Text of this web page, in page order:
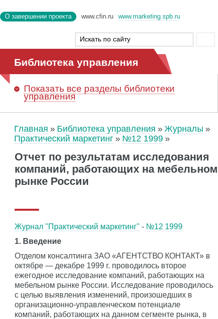
О завершении проекта www.cfin.ru www.marketing.spb.ru
Библиотека управления
Показать все разделы библиотеки
управления
Главная Библиотека управления
Журналы
Практический маркетинг
№12 1999
Отчет по результатам исследования
компаний, работающих на мебельном
рынке России
Журнал "Практический маркетинг" - №12 1999
1. Введение
Отделом консалтинга ЗАО «АГЕНТСТВО КОНТАКТ» в
октябре — декабре 1999 г. проводилось второе
ежегодное исследование компаний, работающих на
мебельном рынке России. Исследование проводилось
с целью выявления изменений, произошедших в
организационно-управленческом потенциале
компаний, работающих на данном сегменте рынка, в